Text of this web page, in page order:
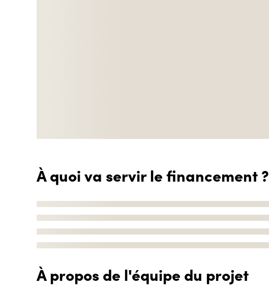
À quoi va servir le financement ?
À propos de l'équipe du projet